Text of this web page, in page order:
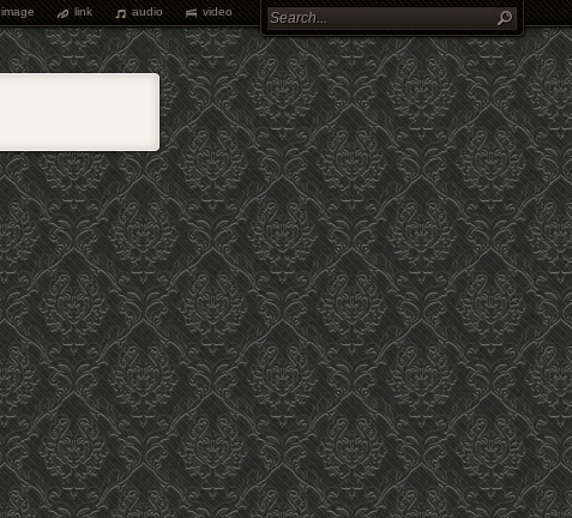
image link audio video